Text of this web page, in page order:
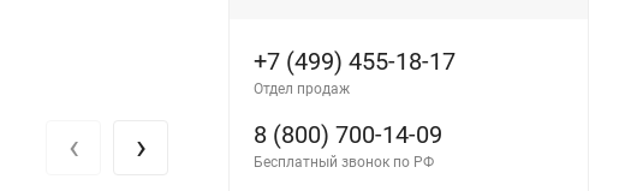
‹ ›
+7 (499) 455-18-17
Отдел продаж
8 (800) 700-14-09
Бесплатный звонок по РФ